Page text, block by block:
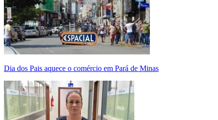
Dia dos Pais aquece o comércio em Pará de Minas